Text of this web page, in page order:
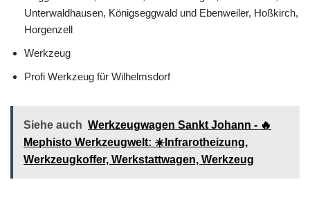
Unterwaldhausen, Königseggwald und Ebenweiler, Hoßkirch,
Horgenzell
Werkzeug
Profi Werkzeug für Wilhelmsdorf
Siehe auch Werkzeugwagen Sankt Johann - 🔥
Mephisto Werkzeugwelt: ☀️Infrarotheizung,
Werkzeugkoffer, Werkstattwagen, Werkzeug